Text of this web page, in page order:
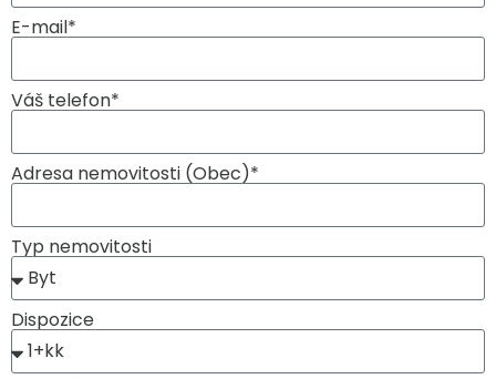
E-mail*
Váš telefon*
Adresa nemovitosti (Obec)*
Typ nemovitosti
Dispozice